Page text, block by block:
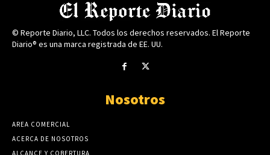
© Reporte Diario, LLC. Todos los derechos reservados. El Reporte
Diario® es una marca registrada de EE. UU.
Nosotros
AREA COMERCIAL
ACERCA DE NOSOTROS
ALCANCE Y COBERTURA